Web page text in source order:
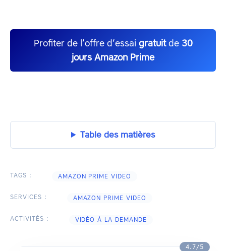
Profiter de l’offre d’essai gratuitde 30
jours Amazon Prime
Table des matières
TAGS : AMAZON PRIME VIDEO
SERVICES : AMAZON PRIME VIDEO
ACTIVITÉS : VIDÉO À LA DEMANDE
4.7/5